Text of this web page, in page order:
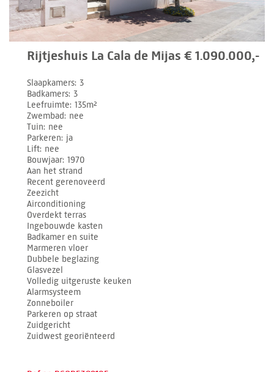
Rijtjeshuis La Cala de Mijas € 1.090.000,-
Slaapkamers 3
Badkamers 3
Leefruimte 135m²
Zwembad nee
Tuin nee
Parkeren ja
Lift nee
Bouwjaar 1970
Aan het strand
Recent gerenoveerd
Zeezicht
Airconditioning
Overdekt terras
Ingebouwde kasten
Badkamer en suite
Marmeren vloer
Dubbele beglazing
Glasvezel
Volledig uitgeruste keuken
Alarmsysteem
Zonneboiler
Parkeren op straat
Zuidgericht
Zuidwest georiënteerd